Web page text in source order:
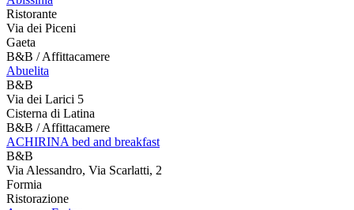
Ristorante
Via dei Piceni
Gaeta
B&B / Affittacamere
Abuelita
B&B
Via dei Larici 5
Cisterna di Latina
B&B / Affittacamere
ACHIRINA bed and breakfast
B&B
Via Alessandro, Via Scarlatti, 2
Formia
Ristorazione